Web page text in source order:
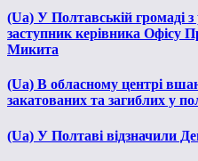
(Ua) У Полтавській громаді
заступник керівника Офісу
Микита
(Ua) В обласному центрі
закатованих та загиблих у
(Ua) У Полтаві відзначили